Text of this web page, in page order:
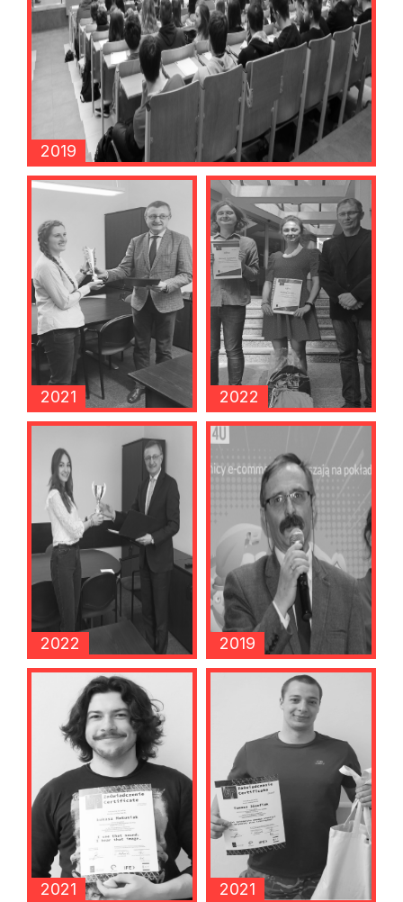
2019
2021 2022
2022
2021 2021
2019